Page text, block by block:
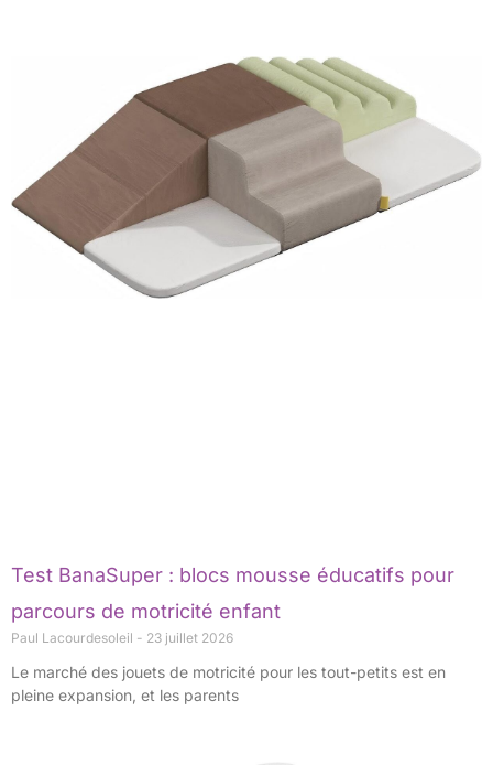
Test BanaSuper : blocs mousse éducatifs pour
parcours de motricité enfant
Paul Lacourdesoleil 23 juillet 2026
Le marché des jouets de motricité pour les tout-petits est en
pleine expansion, et les parents